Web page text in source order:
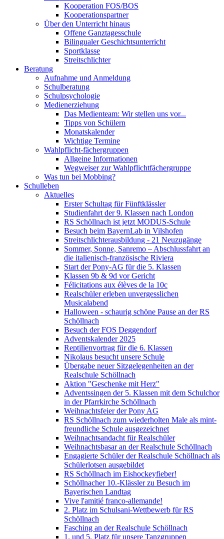
Kooperation FOS/BOS
Kooperationspartner
Über den Unterricht hinaus
Offene Ganztagesschule
Bilingualer Geschichtsunterricht
Sportklasse
Streitschlichter
Beratung
Aufnahme und Anmeldung
Schulberatung
Schulpsychologie
Medienerziehung
Das Medienteam: Wir stellen uns vor...
Tipps von Schülern
Monatskalender
Wichtige Termine
Wahlpflicht-fächergruppen
Allgeine Informationen
Wegweiser zur Wahlpflichtfächergruppe
Was tun bei Mobbing?
Schulleben
Aktuelles
Erster Schultag für Fünftklässler
Studienfahrt der 9. Klassen nach London
RS Schöllnach ist jetzt MODUS-Schule
Besuch beim BayernLab in Vilshofen
Streitschlichterausbildung - 21 Neuzugänge
Sommer, Sonne, Sanremo – Abschlussfahrt an
die italienisch-französische Riviera
Start der Pony-AG für die 5. Klassen
Klassen 9b & 9d vor Gericht
Félicitations aux élèves de la 10c
Realschüler erleben unvergesslichen
Musicalabend
Halloween - schaurig schöne Pause an der RS
Schöllnach
Besuch der FOS Deggendorf
Adventskalender 2025
Reptilienvortrag für die 6. Klassen
Nikolaus besucht unsere Schule
Übergabe neuer Sitzgelegenheiten an der
Realschule Schöllnach
Aktion "Geschenke mit Herz"
Adventssingen der 5. Klassen mit dem Schulchor
in der Pfarrkirche Schöllnach
Weihnachtsfeier der Pony AG
RS Schöllnach zum wiederholten Male als mint-
freundliche Schule ausgezeichnet
Weihnachtsandacht für Realschüler
Weihnachtsbasar an der Realschule Schöllnach
Engagierte Schüler der Realschule Schöllnach als
Schülerlotsen ausgebildet
RS Schöllnach im Eishockeyfieber!
Schöllnacher 10.-Klässler zu Besuch im
Bayerischen Landtag
Vive l'amitié franco-allemande!
2. Platz im Schulsani-Wettbewerb für RS
Schöllnach
Fasching an der Realschule Schöllnach
1. und 5. Platz für unsere Tanzgruppen